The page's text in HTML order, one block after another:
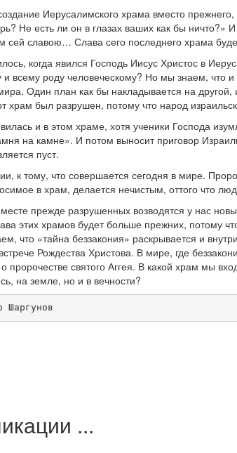
Иерусалимского храма вместо
Не есть ли он в глазах ваших как бы
славою… Слава сего последнего храма
когда явился Господь Иисус Христос в
всему роду человеческому? Но мы знаем, что
Один план как бы накладывается на
храм был разрушен, потому что народ
и в этом храме, хотя ученики Господа
на камне». И потом выносит приговор
пуст.
к тому, что совершается сегодня в мире.
в храм, делается нечистым, оттого что
прежде разрушенных возводятся у нас
этих храмов будет больше прежних, потому
что «тайна беззакония» раскрывается и
Рождества Христова. В мире, где
пророчестве святого Аггея. В какой храм мы
на земле, но и в вечности?
Шаргунов
...